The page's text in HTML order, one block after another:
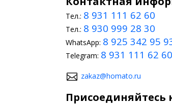
Тел.: 8 931 111 62 60
Тел.: 8 930 999 28 30
WhatsApp: 8 925 342 95
Telegram: 8 931 111 62 60
zakaz@homato.ru
Присоединяйтесь